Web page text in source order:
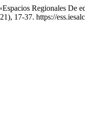
Regionales De
17-37. https://